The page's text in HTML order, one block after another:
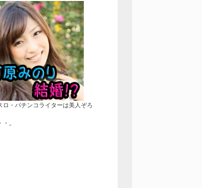
ロ・パチンコライターは美人ぞろ
。